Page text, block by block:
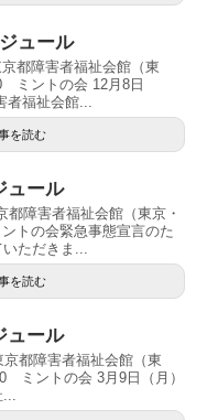
ュール
都障害者福祉会館（東
ミントの会 12月8日
者福祉会館...
を読む
ュール
障害者福祉会館（東京・
トの会緊急事態宣言のた
ただきま...
を読む
ュール
都障害者福祉会館（東
ミントの会 3月9日（月）
...